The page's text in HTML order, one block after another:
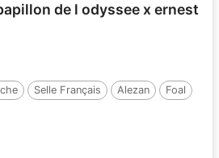
de l odyssee x ernest
Selle Français Alezan Foal